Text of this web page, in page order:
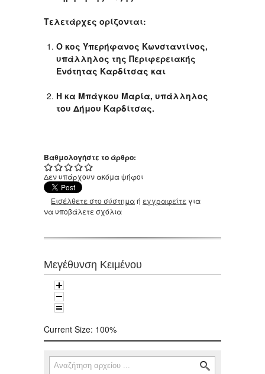
Τελετάρχες ορίζονται:
Ο κος Υπερήφανος Κωνσταντίνος,
υπάλληλος της Περιφερειακής
Ενότητας Καρδίτσας και
Η κα Μπάγκου Μαρία, υπάλληλος
του Δήμου Καρδίτσας.
Βαθμολογήστε το άρθρο:
Δεν υπάρχουν ακόμα ψήφοι
Εισέλθετε στο σύστημαή εγγραφείτε για
να υποβάλετε σχόλια
Μεγέθυνση Κειμένου
Current Size: 100%
Φόρμα αναζήτησης
Αναζήτηση